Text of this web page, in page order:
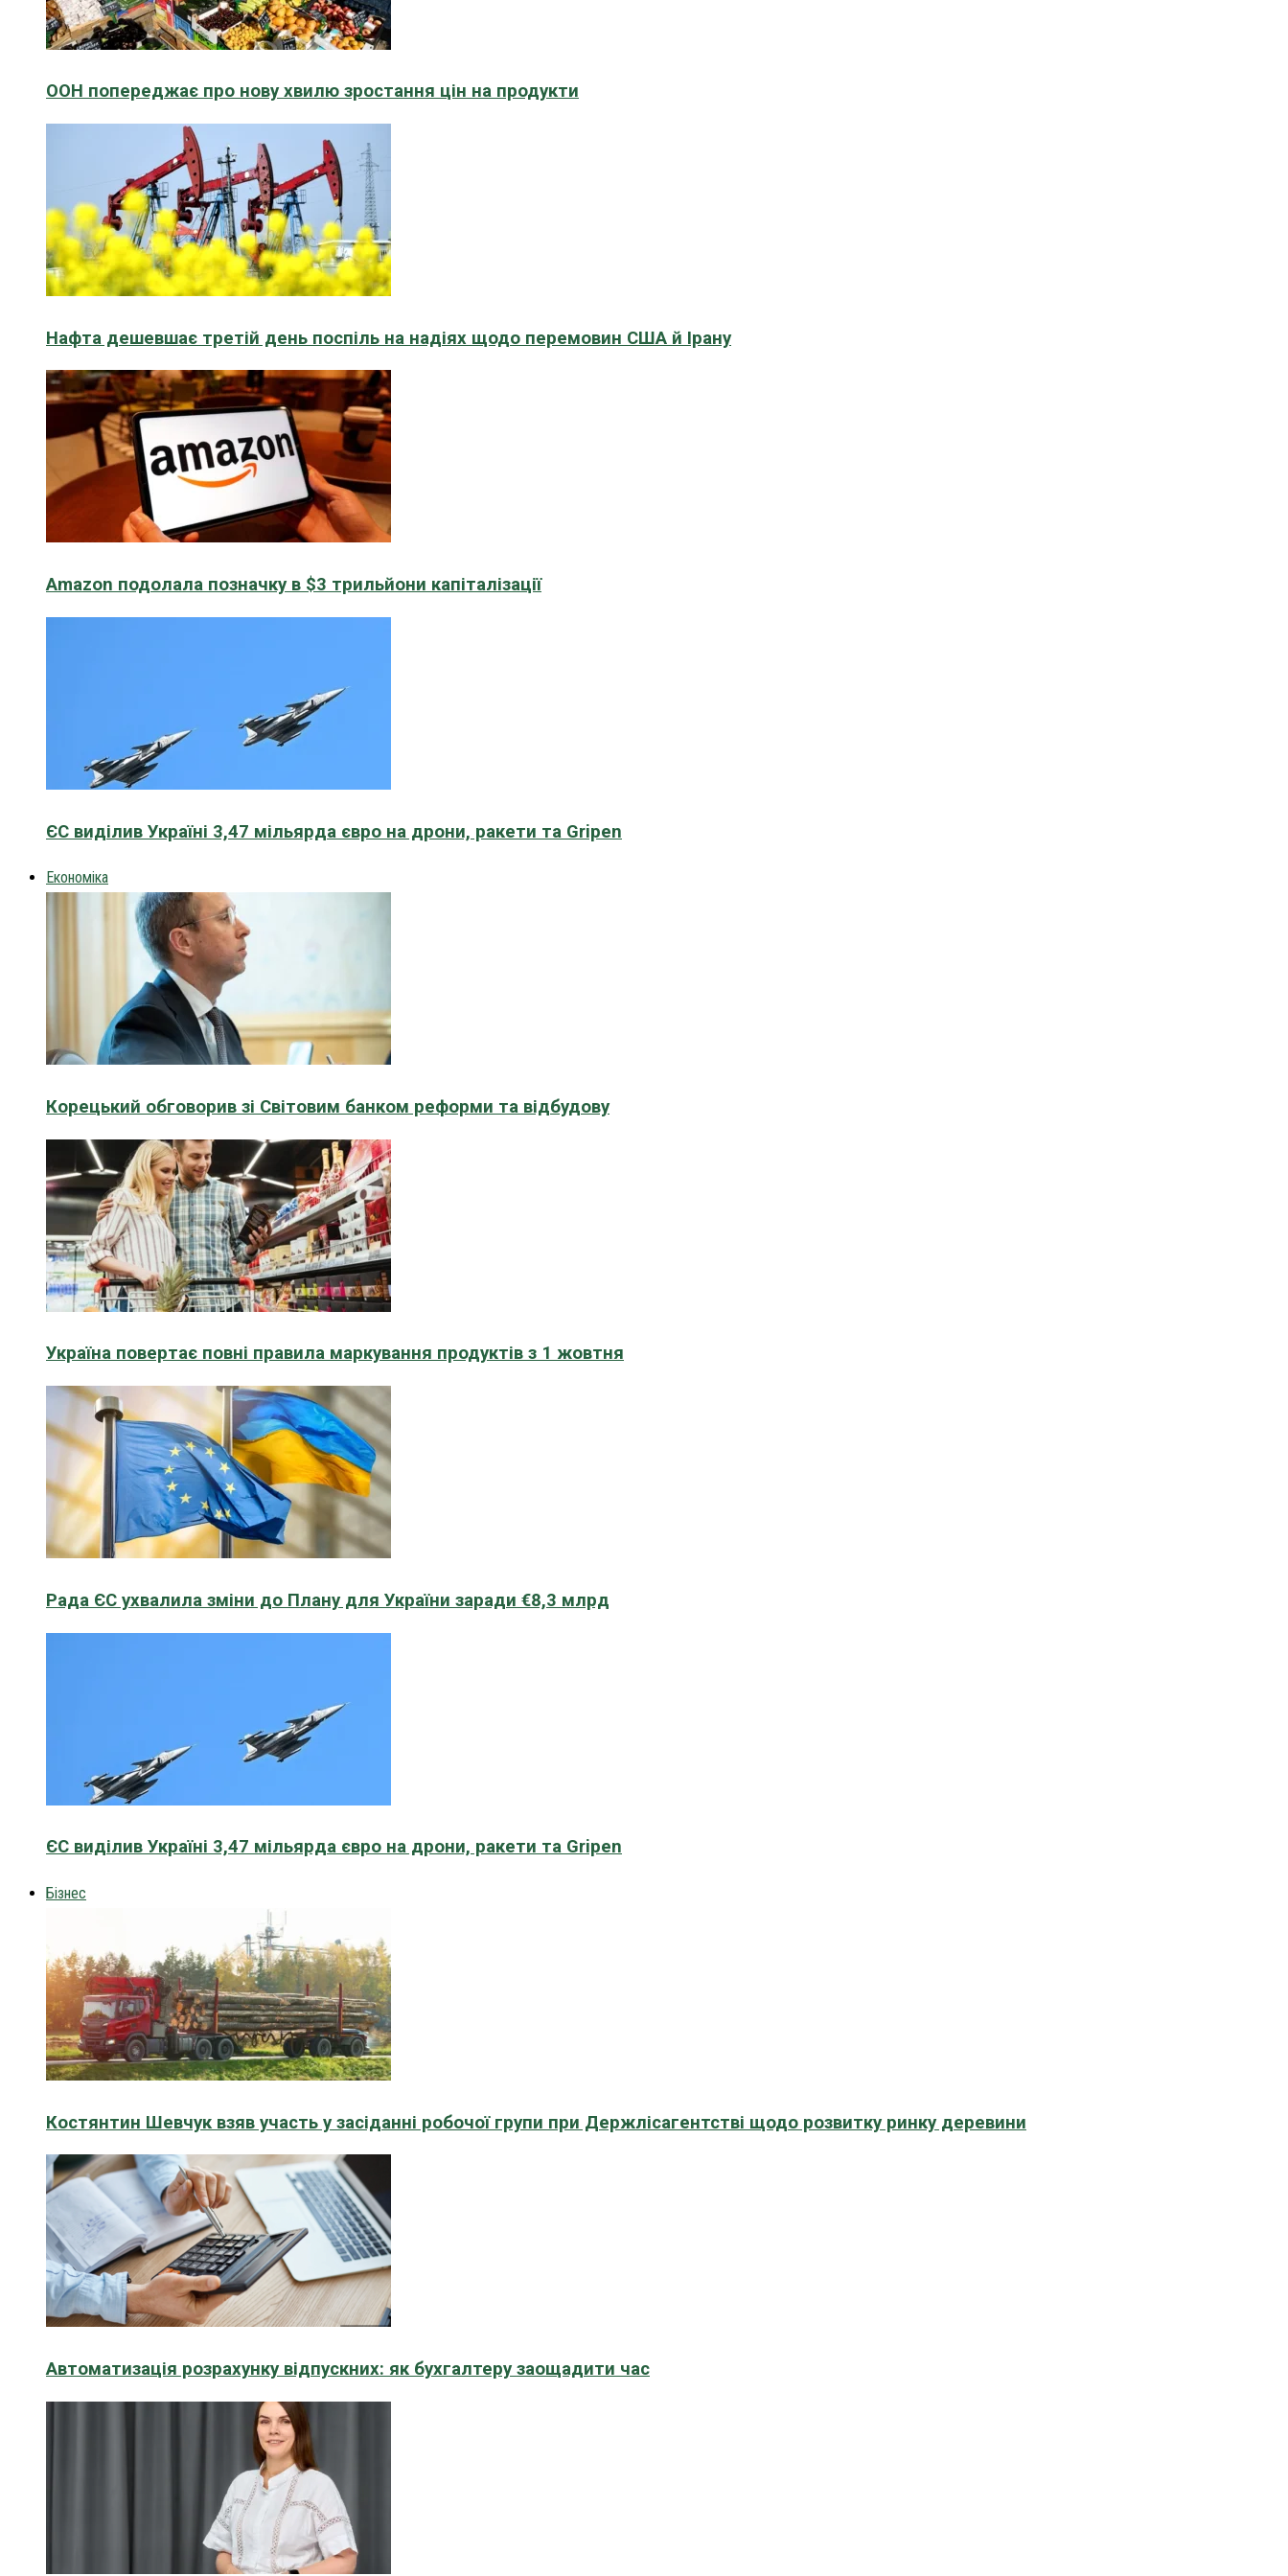
ООН попереджає про нову хвилю зростання цін на продукти
Нафта дешевшає третій день поспіль на надіях щодо перемовин США й Ірану
Amazon подолала позначку в $3 трильйони капіталізації
ЄС виділив Україні 3,47 мільярда євро на дрони, ракети та Gripen
Економіка
Корецький обговорив зі Світовим банком реформи та відбудову
Україна повертає повні правила маркування продуктів з 1 жовтня
Рада ЄС ухвалила зміни до Плану для України заради €8,3 млрд
ЄС виділив Україні 3,47 мільярда євро на дрони, ракети та Gripen
Бізнес
Костянтин Шевчук взяв участь у засіданні робочої групи при Держлісагентстві щодо розвитку ринку деревини
Автоматизація розрахунку відпускних: як бухгалтеру заощадити час